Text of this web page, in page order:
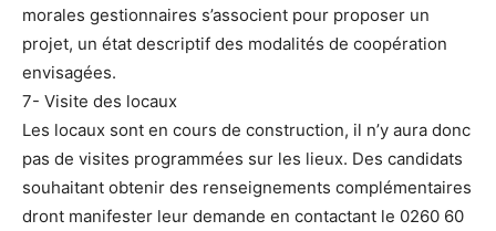
morales gestionnaires s’associent pour proposer un
projet, un état descriptif des modalités de coopération
envisagées.
7- Visite des locaux
Les locaux sont en cours de construction, il n’y aura donc
pas de visites programmées sur les lieux. Des candidats
souhaitant obtenir des renseignements complémentaires
dront manifester leur demande en contactant le 0260 60